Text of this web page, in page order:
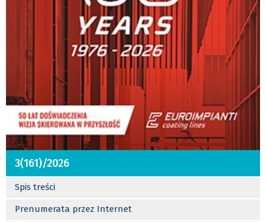
3(161)/2026
Spis treści
Prenumerata przez Internet